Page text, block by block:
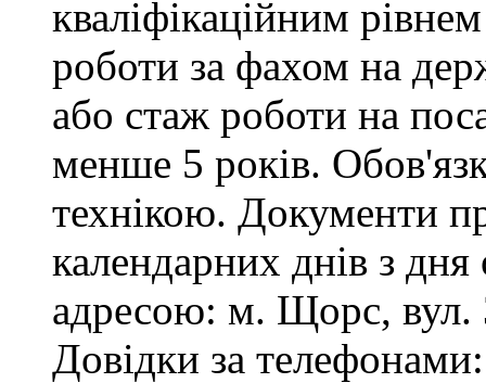
кваліфікаційним
роботи за фахом на
або стаж роботи на
менше 5 років.
технікою. Документи
календарних днів з
адресою: м. Щорс, вул.
Довідки за